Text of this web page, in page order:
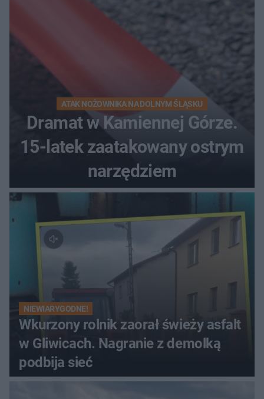
ATAK NOŻOWNIKA NA DOLNYM ŚLĄSKU
Dramat w Kamiennej Górze.
15-latek zaatakowany ostrym
narzędziem
NIEWIARYGODNE!
Wkurzony rolnik zaorał świeży asfalt
w Gliwicach. Nagranie z demolką
podbija sieć